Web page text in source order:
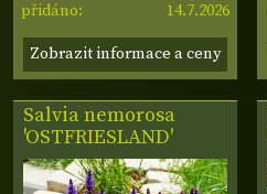
přidáno:
14.7.2026
Zobrazit informace a ceny
Salvia nemorosa
'OSTFRIESLAND'